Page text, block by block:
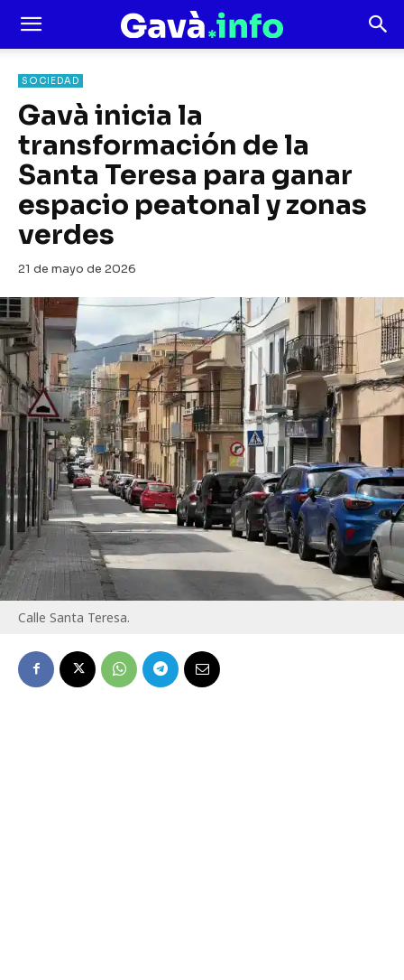
SOCIEDAD
Gavà inicia la
transformación de la
Santa Teresa para ganar
espacio peatonal y zonas
verdes
21 de mayo de 2026
Calle Santa Teresa.